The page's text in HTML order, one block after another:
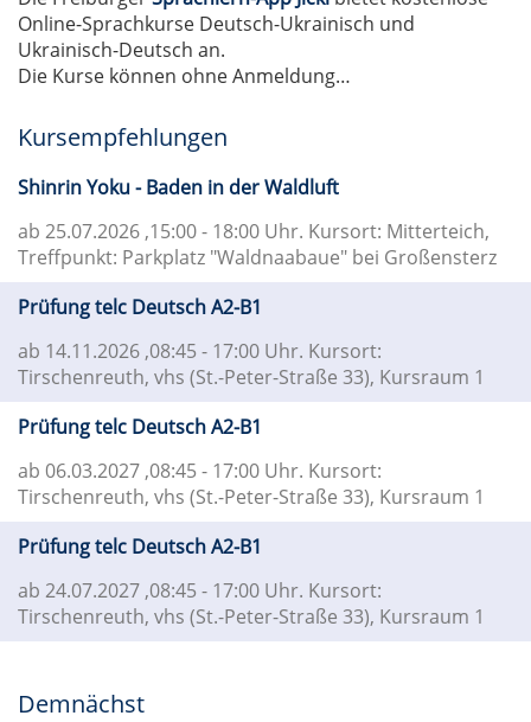
Online-Sprachkurse Deutsch-Ukrainisch und
Ukrainisch-Deutsch an.
Die Kurse können ohne Anmeldung…
Kursempfehlungen
Shinrin Yoku - Baden in der Waldluft
ab 25.07.2026 ,15:00 - 18:00 Uhr. Kursort: Mitterteich,
Treffpunkt: Parkplatz "Waldnaabaue" bei Großensterz
Prüfung telc Deutsch A2-B1
ab 14.11.2026 ,08:45 - 17:00 Uhr. Kursort:
Tirschenreuth, vhs (St.-Peter-Straße 33), Kursraum 1
Prüfung telc Deutsch A2-B1
ab 06.03.2027 ,08:45 - 17:00 Uhr. Kursort:
Tirschenreuth, vhs (St.-Peter-Straße 33), Kursraum 1
Prüfung telc Deutsch A2-B1
ab 24.07.2027 ,08:45 - 17:00 Uhr. Kursort:
Tirschenreuth, vhs (St.-Peter-Straße 33), Kursraum 1
Demnächst